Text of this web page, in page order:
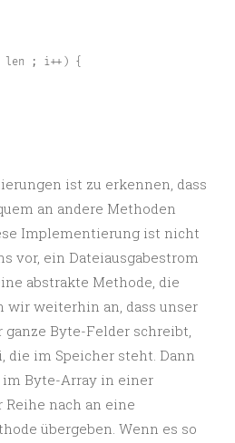
; i++) {
ist zu erkennen, dass
an andere Methoden
Implementierung ist nicht
vor, ein Dateiausgabestrom
abstrakte Methode, die
wir weiterhin an, dass unser
Byte-Felder schreibt,
die im Speicher steht. Dann
Byte-Array in einer
nach an eine
übergeben. Wenn es so